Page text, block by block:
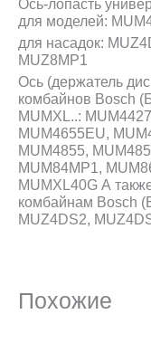
Ось-лопасть
для моделей:
для насадок:
MUZ8MP1
Ось (держатель
комбайнов Bosch
MUMXL..:
MUM4655EU,
MUM4855,
MUM84MP1,
MUMXL40G А
комбайнам Bosch
MUZ4DS2,
Похожие